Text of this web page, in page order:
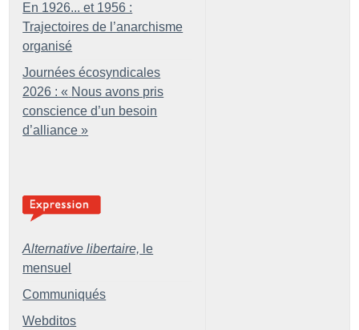
En 1926... et 1956 :
Trajectoires de l’anarchisme
organisé
Journées écosyndicales
2026 : « Nous avons pris
conscience d’un besoin
d’alliance »
Alternative libertaire, le
mensuel
Communiqués
Webditos